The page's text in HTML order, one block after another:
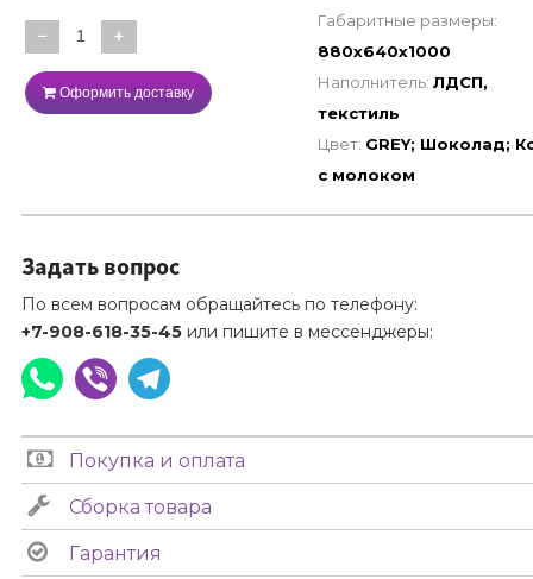
− +
Оформить доставку
Габаритные размеры:
880х640х1000
Наполнитель: ЛДСП,
текстиль
Цвет: GREY; Шоколад;
с молоком
Задать вопрос
По всем вопросам обращайтесь по телефону:
+7-908-618-35-45 или пишите в мессенджеры:
Покупка и оплата
Сборка товара
Гарантия